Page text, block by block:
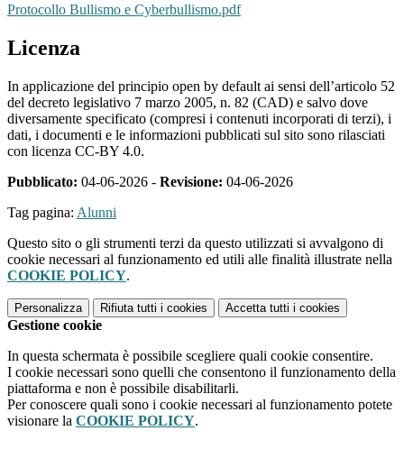
Protocollo Bullismo e Cyberbullismo.pdf
Licenza
In applicazione del principio open by default ai sensi dell’articolo 52
del decreto legislativo 7 marzo 2005, n. 82 (CAD) e salvo dove
diversamente specificato (compresi i contenuti incorporati di terzi), i
dati, i documenti e le informazioni pubblicati sul sito sono rilasciati
con licenza CC-BY 4.0.
Pubblicato: 04-06-2026 - Revisione: 04-06-2026
Tag pagina: Alunni
Questo sito o gli strumenti terzi da questo utilizzati si avvalgono di
cookie necessari al funzionamento ed utili alle finalità illustrate nella
COOKIE POLICY.
Personalizza Rifiuta tutti i cookies Accetta tutti i cookies
Gestione cookie
In questa schermata è possibile scegliere quali cookie consentire.
I cookie necessari sono quelli che consentono il funzionamento della
piattaforma e non è possibile disabilitarli.
Per conoscere quali sono i cookie necessari al funzionamento potete
visionare la COOKIE POLICY.